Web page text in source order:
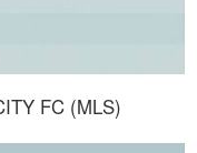
FC (MLS)